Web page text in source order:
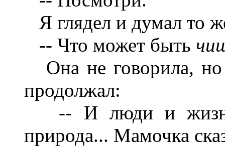
Я глядел и думал то
-- Что может быть
Она не говорила, но
продолжал:
-- И люди и жизнь
природа... Мамочка